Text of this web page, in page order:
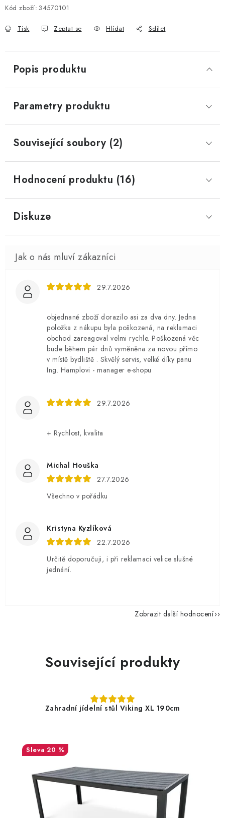
Kód zboží: 34570101
Tisk Zeptat se Hlídat Sdílet
Popis produktu
Parametry produktu
Související soubory (2)
Hodnocení produktu (16)
Diskuze
29.7.2026
objednané zboží dorazilo asi za dva dny. Jedna
položka z nákupu byla poškozená, na reklamaci
obchod zareagoval velmi rychle. Poškozená věc
bude během pár dnů vyměněna za novou přímo
v místě bydliště . Skvělý servis, velké díky panu
Ing. Hamplovi - manager e-shopu
29.7.2026
+ Rychlost, kvalita
Michal Houška
27.7.2026
Všechno v pořádku
Kristyna Kyzlíková
22.7.2026
Určitě doporučuji, i při reklamaci velice slušné
jednání.
Zobrazit další hodnocení
Související produkty
Zahradní jídelní stůl Viking XL 190cm
20 %